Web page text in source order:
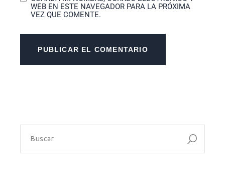
WEB EN ESTE NAVEGADOR PARA LA PRÓXIMA
VEZ QUE COMENTE.
PUBLICAR EL COMENTARIO